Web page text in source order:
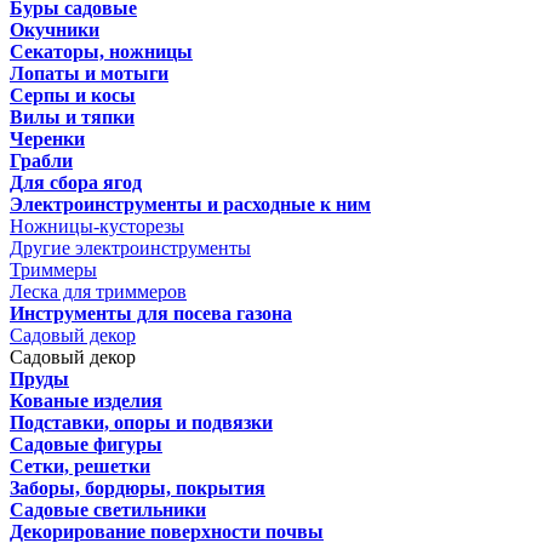
Буры садовые
Окучники
Секаторы, ножницы
Лопаты и мотыги
Серпы и косы
Вилы и тяпки
Черенки
Грабли
Для сбора ягод
Электроинструменты и расходные к ним
Ножницы-кусторезы
Другие электроинструменты
Триммеры
Леска для триммеров
Инструменты для посева газона
Садовый декор
Садовый декор
Пруды
Кованые изделия
Подставки, опоры и подвязки
Садовые фигуры
Сетки, решетки
Заборы, бордюры, покрытия
Садовые светильники
Декорирование поверхности почвы